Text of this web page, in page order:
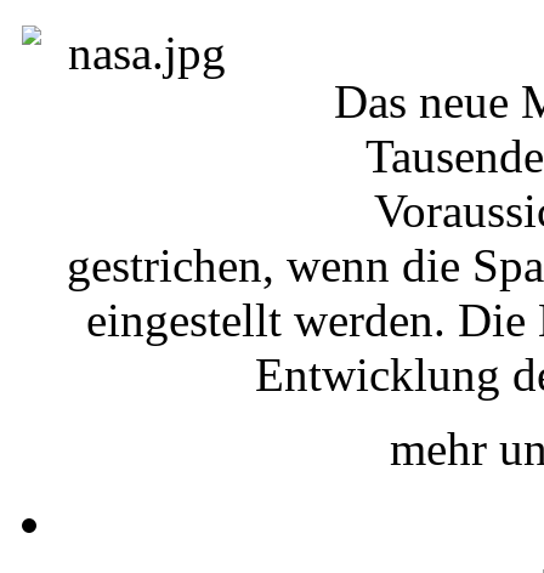
Das neue
gestrichen, wenn die
eingestellt werden. Die
Entwicklung
mehr